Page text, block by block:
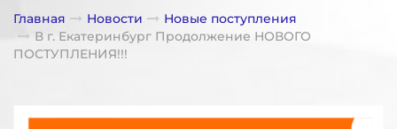
Главная Новости
Новые поступления
В г. Екатеринбург Продолжение НОВОГО
ПОСТУПЛЕНИЯ!!!